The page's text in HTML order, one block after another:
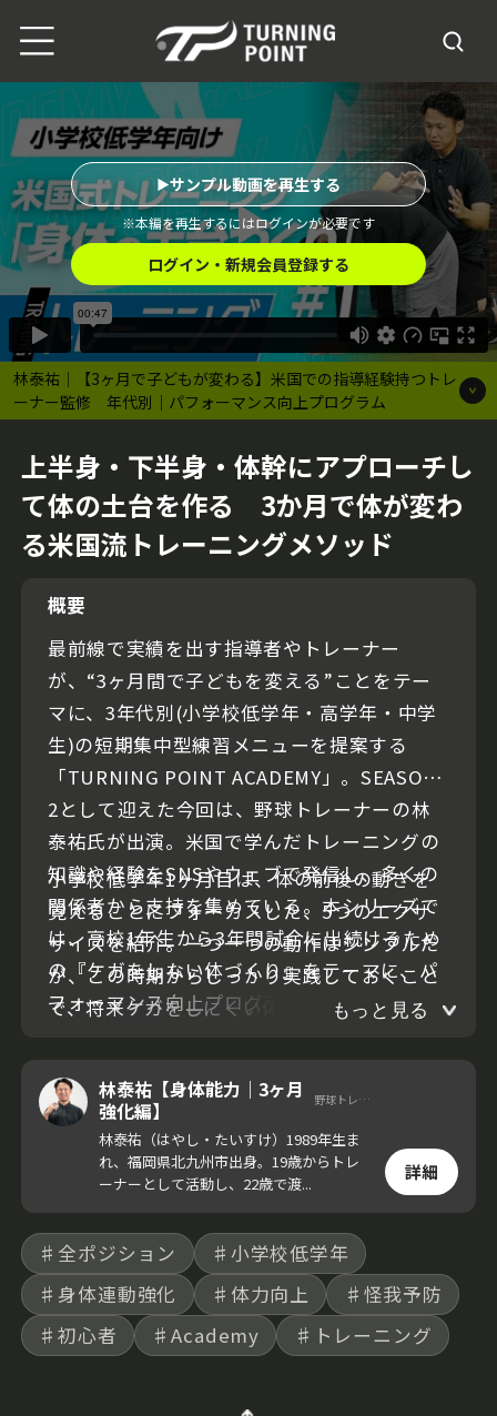
林泰祐｜【3ヶ月で子どもが変わる】米国での指導経験持つトレ
ーナー監修 年代別｜パフォーマンス向上プログラム
※本編を再生するにはログインが必要です
サンプル動画を再生する
ログイン・新規会員登録する
上半身・下半身・体幹にアプローチし
て体の土台を作る 3か月で体が変わ
る米国流トレーニングメソッド
概要
最前線で実績を出す指導者やトレーナー
が、“3ヶ月間で子どもを変える”ことをテー
マに、3年代別(小学校低学年・高学年・中学
生)の短期集中型練習メニューを提案する
「TURNING POINT ACADEMY」。SEASON-
2として迎えた今回は、野球トレーナーの林
泰祐氏が出演。米国で学んだトレーニングの
知識や経験をSNSやウェブで発信し、多くの
関係者から支持を集めている。本シリーズで
は、高校1年生から3年間試合に出続けるため
の『ケガをしない体づくり』をテーマに、パ
フォーマンス向上プログラムをお届けする。
小学校低学年1ヶ月目は、体の前後の動きを
覚えることにフォーカスした、5つのエクサ
サイズを紹介。一つ一つの動作はシンプルだ
が、この時期からしっかり実践しておくこと
で、将来ケガをしにくい体をつくるための、
もっと見る
林泰祐【身体能力｜3ヶ月
強化編】
野球トレーナー
林泰祐（はやし・たいすけ）1989年生ま
れ、福岡県北九州市出身。19歳からトレ
ーナーとして活動し、22歳で渡...
詳細
♯全ポジション
♯小学校低学年
♯身体連動強化
♯体力向上
♯怪我予防
♯初心者
♯Academy ♯トレーニング